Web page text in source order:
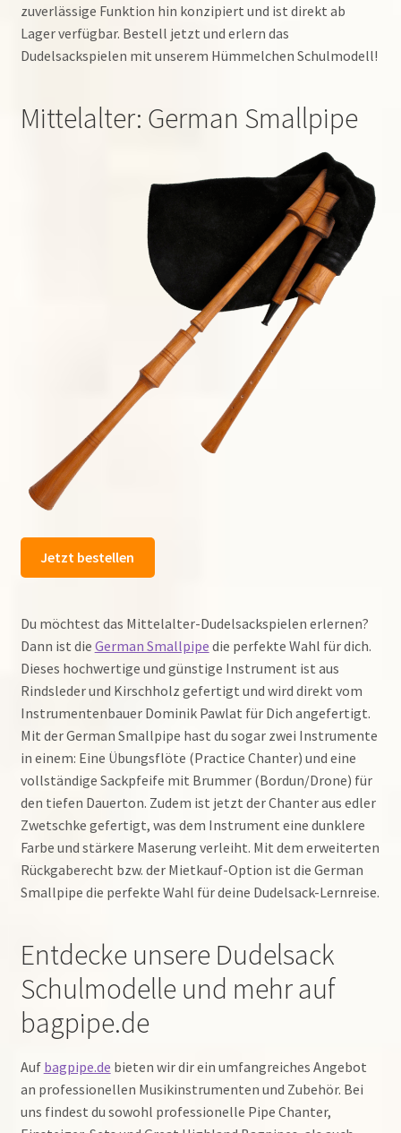
zuverlässige Funktion hin konzipiert und ist direkt ab
Lager verfügbar. Bestell jetzt und erlern das
Dudelsackspielen mit unserem Hümmelchen Schulmodell!
Mittelalter: German Smallpipe
Jetzt bestellen
Du möchtest das Mittelalter-Dudelsackspielen erlernen?
Dann ist die German Smallpipe die perfekte Wahl für dich.
Dieses hochwertige und günstige Instrument ist aus
Rindsleder und Kirschholz gefertigt und wird direkt vom
Instrumentenbauer Dominik Pawlat für Dich angefertigt.
Mit der German Smallpipe hast du sogar zwei Instrumente
in einem: Eine Übungsflöte (Practice Chanter) und eine
vollständige Sackpfeife mit Brummer (Bordun/Drone) für
den tiefen Dauerton. Zudem ist jetzt der Chanter aus edler
Zwetschke gefertigt, was dem Instrument eine dunklere
Farbe und stärkere Maserung verleiht. Mit dem erweiterten
Rückgaberecht bzw. der Mietkauf-Option ist die German
Smallpipe die perfekte Wahl für deine Dudelsack-Lernreise.
Entdecke unsere Dudelsack
Schulmodelle und mehr auf
bagpipe.de
Auf bagpipe.de bieten wir dir ein umfangreiches Angebot
an professionellen Musikinstrumenten und Zubehör. Bei
uns findest du sowohl professionelle Pipe Chanter,